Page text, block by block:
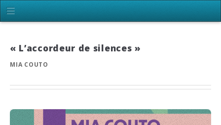
« L’accordeur de silences »
MIA COUTO